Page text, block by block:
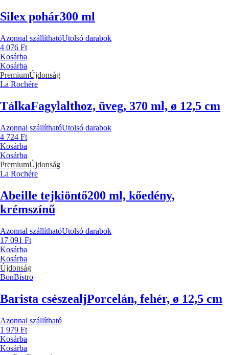
Silex pohár300 ml
Azonnal szállíthatóUtolsó darabok
4 076 Ft
Kosárba
Kosárba
PremiumÚjdonság
La Rochére
TálkaFagylalthoz, üveg, 370 ml, ø 12,5 cm
Azonnal szállíthatóUtolsó darabok
4 724 Ft
Kosárba
Kosárba
PremiumÚjdonság
La Rochére
Abeille tejkiöntő200 ml, kőedény,
krémszínű
Azonnal szállíthatóUtolsó darabok
17 091 Ft
Kosárba
Kosárba
Újdonság
BonBistro
Barista csészealjPorcelán, fehér, ø 12,5 cm
Azonnal szállítható
1 979 Ft
Kosárba
Kosárba